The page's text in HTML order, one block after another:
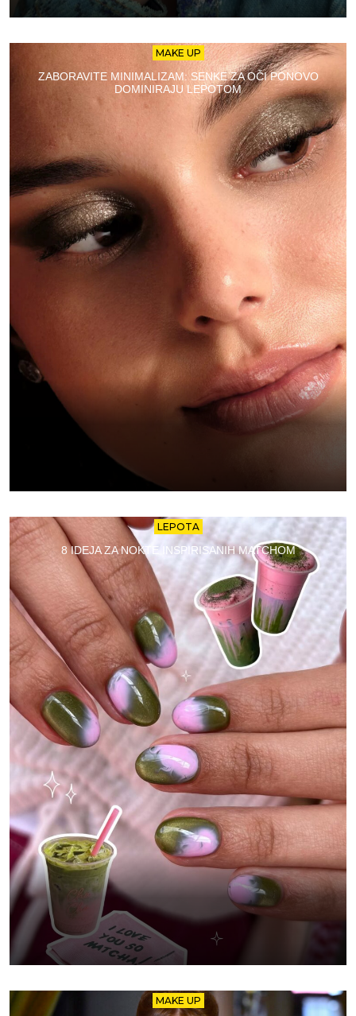
MAKE UP
ZABORAVITE MINIMALIZAM: SENKE ZA OČI PONOVO
DOMINIRAJU LEPOTOM
LEPOTA
8 IDEJA ZA NOKTE INSPIRISANIH MATCHOM
MAKE UP